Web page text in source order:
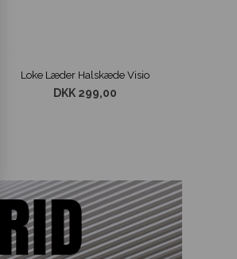
Loke Læder Halskæde Visio
DKK 299,00